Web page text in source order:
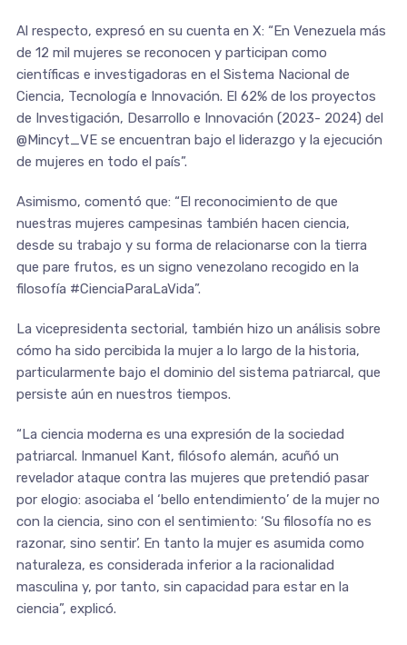
Al respecto, expresó en su cuenta en X: “En Venezuela más
de 12 mil mujeres se reconocen y participan como
científicas e investigadoras en el Sistema Nacional de
Ciencia, Tecnología e Innovación. El 62% de los proyectos
de Investigación, Desarrollo e Innovación (2023- 2024) del
@Mincyt_VE se encuentran bajo el liderazgo y la ejecución
de mujeres en todo el país”.
Asimismo, comentó que: “El reconocimiento de que
nuestras mujeres campesinas también hacen ciencia,
desde su trabajo y su forma de relacionarse con la tierra
que pare frutos, es un signo venezolano recogido en la
filosofía #CienciaParaLaVida”.
La vicepresidenta sectorial, también hizo un análisis sobre
cómo ha sido percibida la mujer a lo largo de la historia,
particularmente bajo el dominio del sistema patriarcal, que
persiste aún en nuestros tiempos.
“La ciencia moderna es una expresión de la sociedad
patriarcal. Inmanuel Kant, filósofo alemán, acuñó un
revelador ataque contra las mujeres que pretendió pasar
por elogio: asociaba el ‘bello entendimiento’ de la mujer no
con la ciencia, sino con el sentimiento: ‘Su filosofía no es
razonar, sino sentir’. En tanto la mujer es asumida como
naturaleza, es considerada inferior a la racionalidad
masculina y, por tanto, sin capacidad para estar en la
ciencia”, explicó.